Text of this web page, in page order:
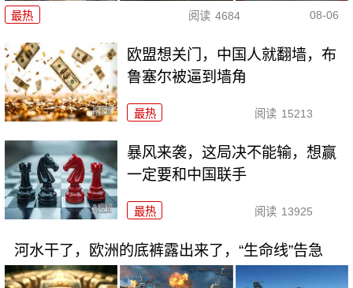
最热 阅读 4684 08-06
欧盟想关门，中国人就翻墙，布
鲁塞尔被逼到墙角
最热 阅读 15213
暴风来袭，这局决不能输，想赢
一定要和中国联手
最热 阅读 13925
河水干了，欧洲的底裤露出来了，“生命线”告急